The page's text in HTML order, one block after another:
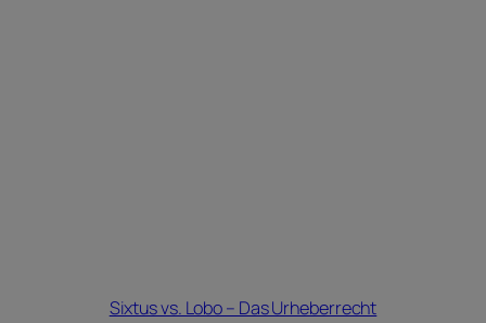
Sixtus vs. Lobo – Das Urheberrecht